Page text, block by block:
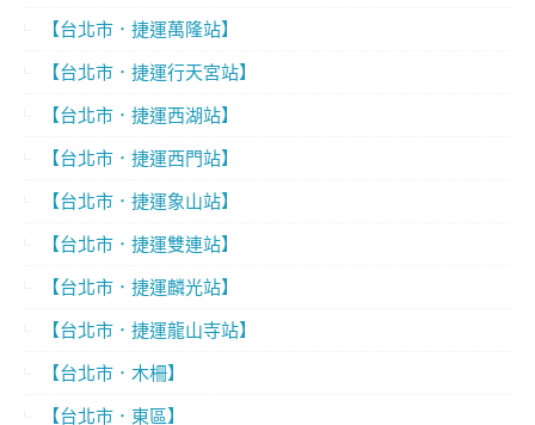
【台北市．捷運萬隆站】
【台北市．捷運行天宮站】
【台北市．捷運西湖站】
【台北市．捷運西門站】
【台北市．捷運象山站】
【台北市．捷運雙連站】
【台北市．捷運麟光站】
【台北市．捷運龍山寺站】
【台北市．木柵】
【台北市．東區】